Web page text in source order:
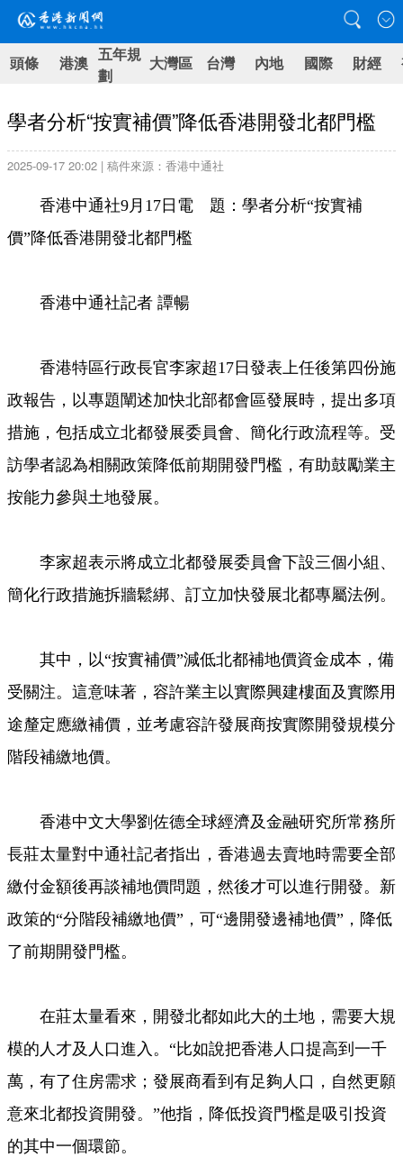
頭條 港澳 五年規
劃
大灣區 台灣 內地 國際 財經
學者分析“按實補價”降低香港開發北都門檻
2025-09-17 20:02 | 稿件來源：香港中通社
香港中通社9月17日電 題：學者分析“按實補
價”降低香港開發北都門檻
香港中通社記者 譚暢
香港特區行政長官李家超17日發表上任後第四份施
政報告，以專題闡述加快北部都會區發展時，提出多項
措施，包括成立北都發展委員會、簡化行政流程等。受
訪學者認為相關政策降低前期開發門檻，有助鼓勵業主
按能力參與土地發展。
李家超表示將成立北都發展委員會下設三個小組、
簡化行政措施拆牆鬆綁、訂立加快發展北都專屬法例。
其中，以“按實補價”減低北都補地價資金成本，備
受關注。這意味著，容許業主以實際興建樓面及實際用
途釐定應繳補價，並考慮容許發展商按實際開發規模分
階段補繳地價。
香港中文大學劉佐德全球經濟及金融研究所常務所
長莊太量對中通社記者指出，香港過去賣地時需要全部
繳付金額後再談補地價問題，然後才可以進行開發。新
政策的“分階段補繳地價”，可“邊開發邊補地價”，降低
了前期開發門檻。
在莊太量看來，開發北都如此大的土地，需要大規
模的人才及人口進入。“比如說把香港人口提高到一千
萬，有了住房需求；發展商看到有足夠人口，自然更願
意來北都投資開發。”他指，降低投資門檻是吸引投資
的其中一個環節。